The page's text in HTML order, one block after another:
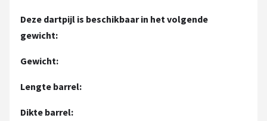
Deze dartpijl is beschikbaar in het volgende
gewicht:
Gewicht:
Lengte barrel:
Dikte barrel: